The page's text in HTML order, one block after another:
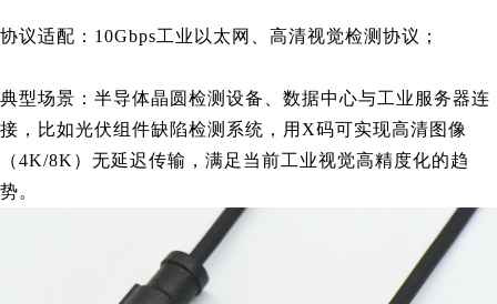
协议适配：10Gbps工业以太网、高清视觉检测协议；
典型场景：半导体晶圆检测设备、数据中心与工业服务器连
接，比如光伏组件缺陷检测系统，用X码可实现高清图像
（4K/8K）无延迟传输，满足当前工业视觉高精度化的趋
势。